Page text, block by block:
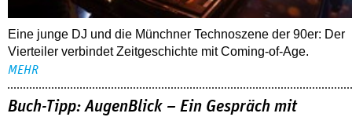
Eine junge DJ und die Münchner Technoszene der 90er: Der
Vierteiler verbindet Zeitgeschichte mit Coming-of-Age.
MEHR
Buch-Tipp: AugenBlick – Ein Gespräch mit